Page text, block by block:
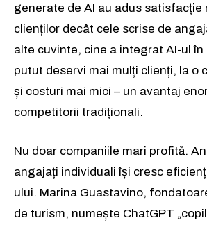
generate de AI au adus satisfacție
clienților decât cele scrise de
alte cuvinte, cine a integrat AI-ul în
putut deservi mai mulți clienți, la o
și costuri mai mici – un avantaj
competitorii tradiționali.
Nu doar companiile mari profită.
angajați individuali își cresc
ului. Marina Guastavino,
de turism, numește ChatGPT